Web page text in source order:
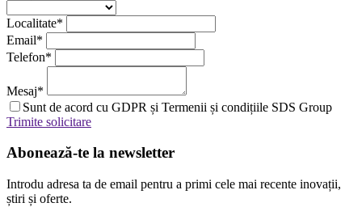
Localitate*
Email*
Telefon*
Mesaj*
Sunt de acord cu GDPR și Termenii și condițiile SDS Group
Trimite solicitare
Abonează-te la newsletter
Introdu adresa ta de email pentru a primi cele mai recente inovații,
știri și oferte.